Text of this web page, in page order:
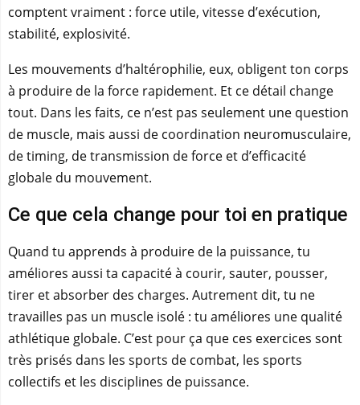
comptent vraiment : force utile, vitesse d’exécution,
stabilité, explosivité.
Les mouvements d’haltérophilie, eux, obligent ton corps
à produire de la force rapidement. Et ce détail change
tout. Dans les faits, ce n’est pas seulement une question
de muscle, mais aussi de coordination neuromusculaire,
de timing, de transmission de force et d’efficacité
globale du mouvement.
Ce que cela change pour toi en pratique
Quand tu apprends à produire de la puissance, tu
améliores aussi ta capacité à courir, sauter, pousser,
tirer et absorber des charges. Autrement dit, tu ne
travailles pas un muscle isolé : tu améliores une qualité
athlétique globale. C’est pour ça que ces exercices sont
très prisés dans les sports de combat, les sports
collectifs et les disciplines de puissance.